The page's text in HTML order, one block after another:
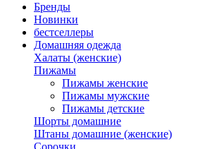
Бренды
Новинки
бестселлеры
Домашняя одежда
Халаты (женские)
Пижамы
Пижамы женские
Пижамы мужские
Пижамы детские
Шорты домашние
Штаны домашние (женские)
Сорочки